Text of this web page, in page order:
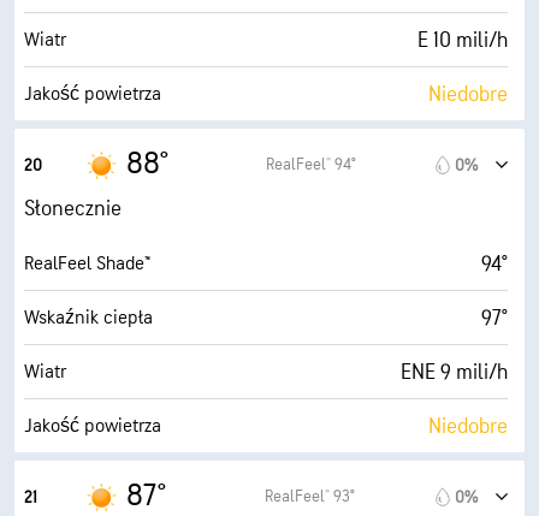
AccuLumen Brightness Index™ 9 (B. jasne)
Zachmurzenie 8%
Wiatr E 10 mili/h
Jakość powietrza Niedobre
Maksymalny wskaźnik UV
Porywy wiatru
Wilgotność 61%
Punkt rosy 74° F
AccuLumen Brightness Index™ 5 (Średnie)
Zachmurzenie 8%
20 88° RealFeel® 94° 0%
Słonecznie
RealFeel Shade™ 94°
Wskaźnik ciepła 97°
Wiatr ENE 9 mili/h
Jakość powietrza Niedobre
Maksymalny wskaźnik UV
21 87° RealFeel® 93° 0%